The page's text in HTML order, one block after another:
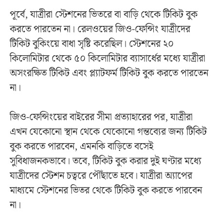
পূর্বে, যাত্রীরা স্টেশনের ভিতরে বা বাড়ি থেকে টিকিট বুক
করতে পারতেন না। রেলওয়ের জিও-ফেন্সিং যাত্রীদের
টিকিট বুকিংয়ে বাধা সৃষ্টি করেছিল। স্টেশনের ২০
কিলোমিটার থেকে ৫০ কিলোমিটার ব্যাসার্ধের মধ্যে যাত্রীরা
অসংরক্ষিত টিকিট এবং প্ল্যাটফর্ম টিকিট বুক করতে পারতেন
না।
জিও-ফেন্সিংয়ের বাইরের সীমা প্রত্যাহারের পর, যাত্রীরা
এখন যেকোনো স্থান থেকে যেকোনো গন্তব্যের জন্য টিকিট
বুক করতে পারবেন, এমনকি বাড়িতে বসেই
সুবিধাজনকভাবে। তবে, টিকিট বুক করার দুই ঘণ্টার মধ্যে
যাত্রীদের স্টেশন চত্বরে পৌঁছাতে হবে। যাত্রীরা অ্যাপের
মাধ্যমে স্টেশনের ভিতর থেকে টিকিট বুক করতে পারবেন
না।